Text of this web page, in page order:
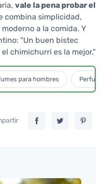
vale la pena probar el
combina simplicidad,
a la comida. Y
"Un buen bistec
chimichurri es la mejor."
para hombres